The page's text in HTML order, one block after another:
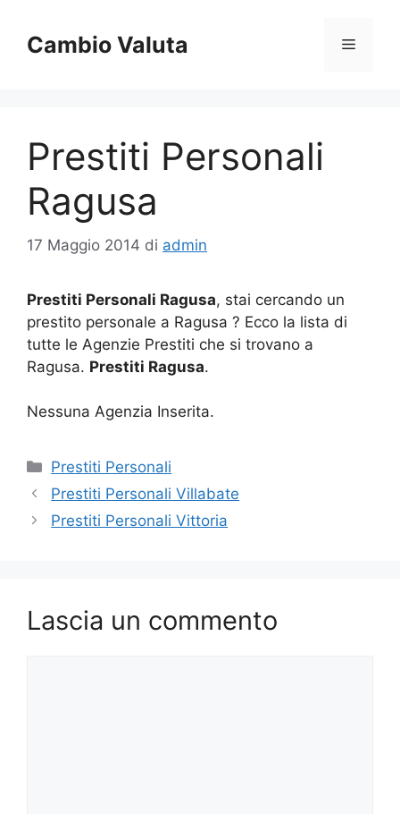
contenuto
Cambio Valuta Menu
Prestiti Personali
Ragusa
17 Maggio 2014 di admin
Prestiti Personali Ragusa, stai cercando un
prestito personale a Ragusa ? Ecco la lista di
tutte le Agenzie Prestiti che si trovano a
Ragusa. Prestiti Ragusa.
Nessuna Agenzia Inserita.
Categorie
Prestiti Personali
Prestiti Personali Villabate
Prestiti Personali Vittoria
Lascia un commento